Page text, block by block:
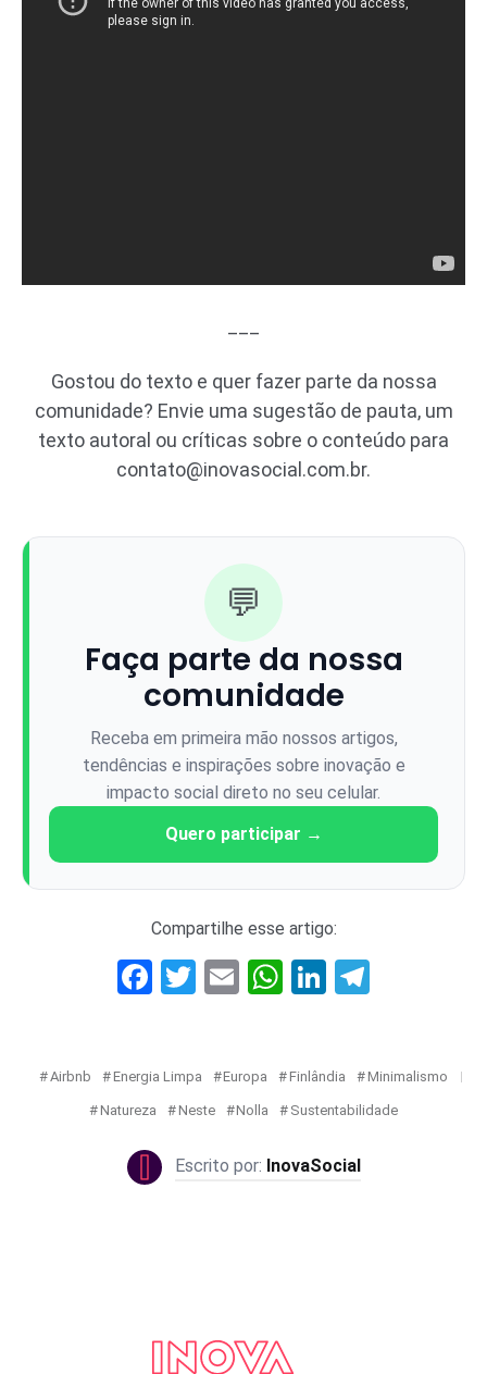
Gostou do texto e quer fazer parte da nossa
comunidade? Envie uma sugestão de pauta, um
texto autoral ou críticas sobre o conteúdo para
contato@inovasocial.com.br.
💬
Faça parte da nossa
comunidade
Receba em primeira mão nossos artigos,
tendências e inspirações sobre inovação e
impacto social direto no seu celular.
Quero participar →
Compartilhe esse artigo:
Facebook
Twitter
EmailWhatsApp
LinkedIn
Airbnb Energia Limpa Europa Finlândia Minimalismo
Natureza Neste Nolla Sustentabilidade
InovaSocial